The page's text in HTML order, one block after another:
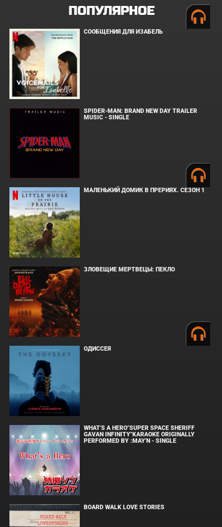
ПОПУЛЯРНОЕ
СООБЩЕНИЯ ДЛЯ ИЗАБЕЛЬ
SPIDER-MAN: BRAND NEW DAY TRAILER
MUSIC - SINGLE
МАЛЕНЬКИЙ ДОМИК В ПРЕРИЯХ. СЕЗОН 1
ЗЛОВЕЩИЕ МЕРТВЕЦЫ: ПЕКЛО
ОДИССЕЯ
WHAT'S A HERO"SUPER SPACE SHERIFF
GAVAN INFINITY"KARAOKE ORIGINALLY
PERFORMED BY :MAY'N - SINGLE
BOARD WALK LOVE STORIES